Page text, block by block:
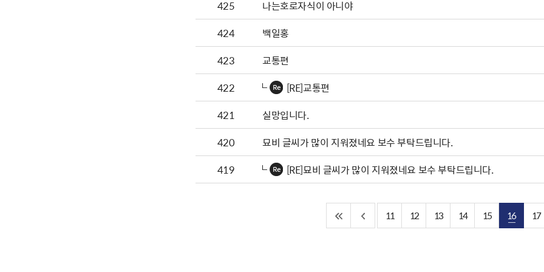
425
나는호로자식이 아니야
424
백일홍
423
교통편
422
[RE]교통편
421
실망입니다.
420
묘비 글씨가 많이 지워졌네요 보수 부탁드립니다.
419
[RE]묘비 글씨가 많이 지워졌네요 보수 부탁드립니다.
11 12 13 14 15 16 17